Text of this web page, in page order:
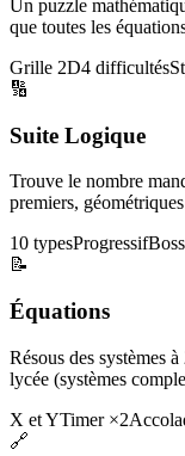
Un puzzle
que toutes les
Grille 2D4 difficultés
🔢
Suite Logique
Trouve le nombre
premiers,
10 typesProgressif
📝
Équations
Résous des systèmes
lycée (systèmes
X et YTimer ×2
🔗